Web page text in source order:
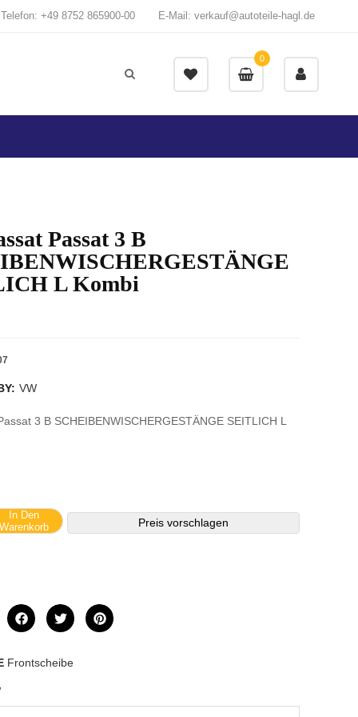
Telefon: +49 8752 865900-00 E-Mail: verkauf@autoteile-hagl.de
0
Passat 3 B
L Kombi
VW
3 B SCHEIBENWISCHERGESTÄNGE SEITLICH L
In Den
Preis vorschlagen
Frontscheibe